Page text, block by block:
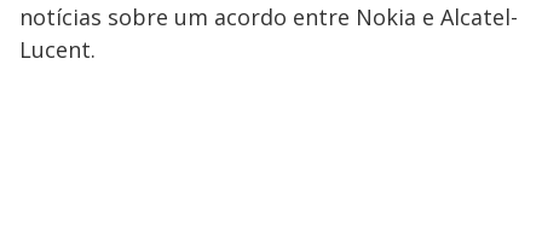
notícias sobre um acordo entre Nokia e Alcatel-
Lucent.